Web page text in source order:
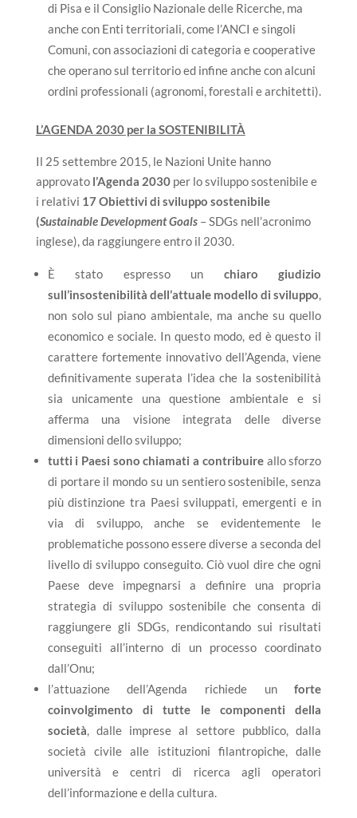
di Pisa e il Consiglio Nazionale delle Ricerche, ma
anche con Enti territoriali, come l’ANCI e singoli
Comuni, con associazioni di categoria e cooperative
che operano sul territorio ed infine anche con alcuni
ordini professionali (agronomi, forestali e architetti).
L’AGENDA 2030 per la SOSTENIBILITÀ
Il 25 settembre 2015, le Nazioni Unite hanno
approvato l’Agenda 2030 per lo sviluppo sostenibile e
i relativi 17 Obiettivi di sviluppo sostenibile
(Sustainable Development Goals– SDGs nell’acronimo
inglese), da raggiungere entro il 2030.
È stato espresso un chiaro giudizio
sull’insostenibilità dell’attuale modello di sviluppo,
non solo sul piano ambientale, ma anche su quello
economico e sociale. In questo modo, ed è questo il
carattere fortemente innovativo dell’Agenda, viene
definitivamente superata l’idea che la sostenibilità
sia unicamente una questione ambientale e si
afferma una visione integrata delle diverse
dimensioni dello sviluppo;
tutti i Paesi sono chiamati a contribuireallo sforzo
di portare il mondo su un sentiero sostenibile, senza
più distinzione tra Paesi sviluppati, emergenti e in
via di sviluppo, anche se evidentemente le
problematiche possono essere diverse a seconda del
livello di sviluppo conseguito. Ciò vuol dire che ogni
Paese deve impegnarsi a definire una propria
strategia di sviluppo sostenibile che consenta di
raggiungere gli SDGs, rendicontando sui risultati
conseguiti all’interno di un processo coordinato
dall’Onu;
l’attuazione dell’Agenda richiede unforte
coinvolgimento di tutte le componenti della
società, dalle imprese al settore pubblico, dalla
società civile alle istituzioni filantropiche, dalle
università e centri di ricerca agli operatori
dell’informazione e della cultura.